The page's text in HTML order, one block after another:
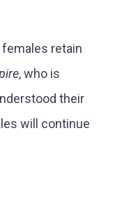
retain
, who is
their
will continue